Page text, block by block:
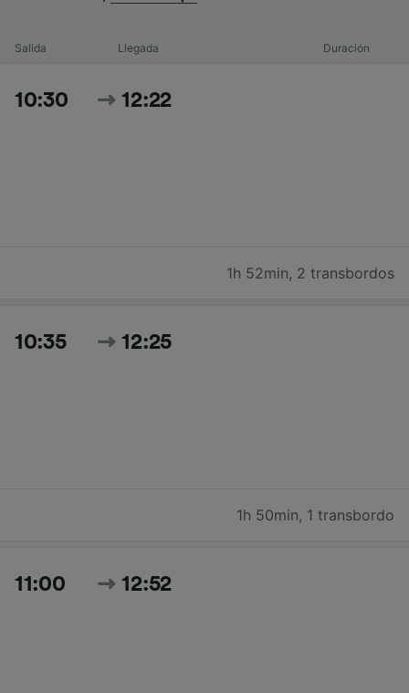
Salida Llegada Duración
10:30 12:22
1h 52min, 2 transbordos
10:35 12:25
1h 50min, 1 transbordo
11:00 12:52